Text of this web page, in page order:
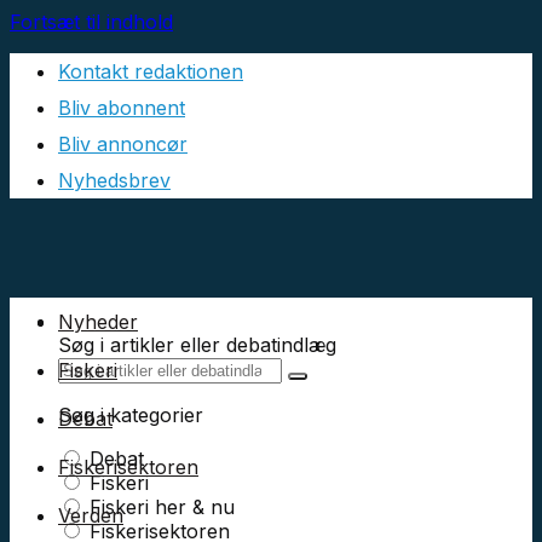
Fortsæt til indhold
Kontakt redaktionen
Bliv abonnent
Bliv annoncør
Nyhedsbrev
Søg i artikler eller debatindlæg
Søg i kategorier
Debat
Fiskeri
Fiskeri her & nu
Fiskerisektoren
Nyheder
Fiskeri
Debat
Fiskerisektoren
Verden